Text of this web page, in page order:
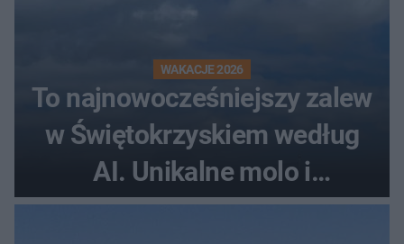
WAKACJE 2026
To najnowocześniejszy zalew
w Świętokrzyskiem według
AI. Unikalne molo i
promenada